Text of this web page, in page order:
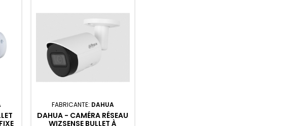
FABRICANTE: DAHUA
DAHUA - CAMÉRA RÉSEAU
WIZSENSE BULLET À